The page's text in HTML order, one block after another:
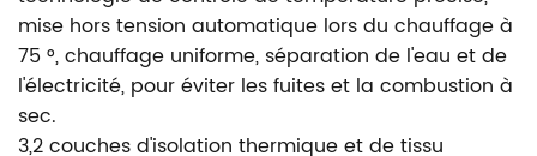
mise hors tension automatique lors du chauffage à
75 °, chauffage uniforme, séparation de l'eau et de
l'électricité, pour éviter les fuites et la combustion à
sec.
3,2 couches d'isolation thermique et de tissu